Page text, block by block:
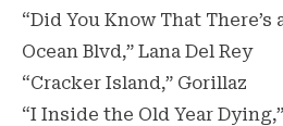
“Did You Know That
Ocean Blvd,” Lana Del Rey
“Cracker Island,” Gorillaz
“I Inside the Old Year